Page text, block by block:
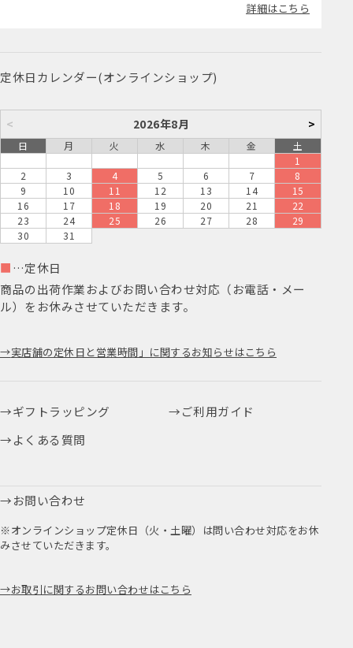
詳細はこちら
定休日カレンダー(オンラインショップ)
< 2026年8月 >
日 月 火 水 木 金
土
1
2
3 4 5 6 7
8
9
10 11 12 13 14
15
16
17 18 19 20 21
22
23
24 25 26 27 28
29
30
31
■ …定休日
商品の出荷作業およびお問い合わせ対応（お電話・メー
ル）をお休みさせていただきます。
実店舗の定休日と営業時間」に関するお知らせはこちら
ギフトラッピング
ご利用ガイド
よくある質問
お問い合わせ
※オンラインショップ定休日（火・土曜）は問い合わせ対応をお休
みさせていただきます。
お取引に関するお問い合わせはこちら